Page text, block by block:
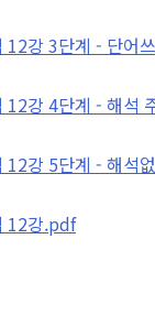
강 3단계 - 단어
강 4단계 - 해석
12강 5단계 - 해석
12강.pdf